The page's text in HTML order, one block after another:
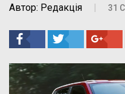
Автор: Редакція | 31